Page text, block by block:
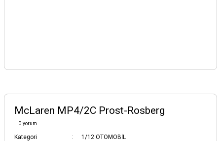
McLaren MP4/2C Prost-Rosberg
0 yorum
Kategori
1/12 OTOMOBİL